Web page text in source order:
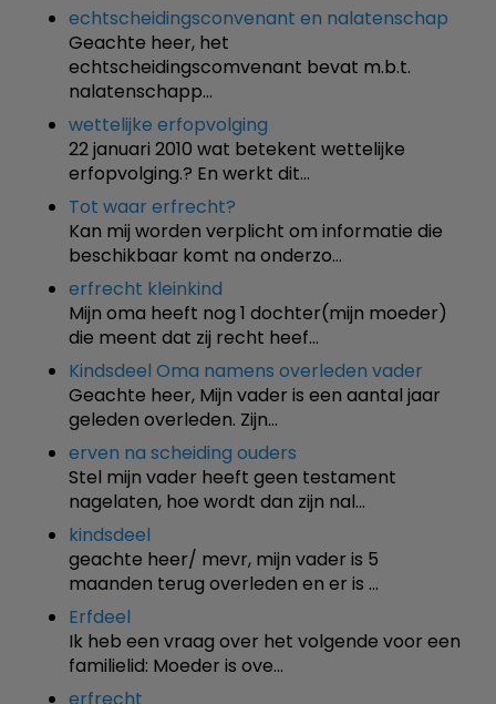
echtscheidingsconvenant en nalatenschap
Geachte heer, het
echtscheidingscomvenant bevat m.b.t.
nalatenschapp…
wettelijke erfopvolging
22 januari 2010 wat betekent wettelijke
erfopvolging.? En werkt dit…
Tot waar erfrecht?
Kan mij worden verplicht om informatie die
beschikbaar komt na onderzo…
erfrecht kleinkind
Mijn oma heeft nog 1 dochter(mijn moeder)
die meent dat zij recht heef…
Kindsdeel Oma namens overleden vader
Geachte heer, Mijn vader is een aantal jaar
geleden overleden. Zijn…
erven na scheiding ouders
Stel mijn vader heeft geen testament
nagelaten, hoe wordt dan zijn nal…
kindsdeel
geachte heer/ mevr, mijn vader is 5
maanden terug overleden en er is …
Erfdeel
Ik heb een vraag over het volgende voor een
familielid: Moeder is ove…
erfrecht